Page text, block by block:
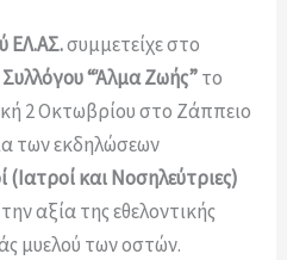
ΕΛ.ΑΣ.συμμετείχε στο
Συλλόγου “Άλμα Ζωής”το
2 Οκτωβρίου στο Ζάππειο
των εκδηλώσεων
(Ιατροί και Νοσηλεύτριες)
αξία της εθελοντικής
μυελού των οστών.